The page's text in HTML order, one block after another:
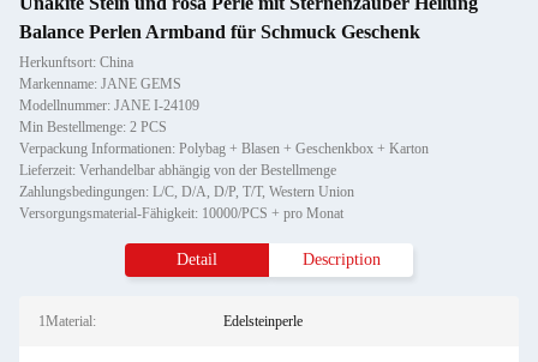
Balance Perlen Armband für Schmuck Geschenk
Herkunftsort: China
Markenname: JANE GEMS
Modellnummer: JANE I-24109
Min Bestellmenge: 2 PCS
Verpackung Informationen: Polybag + Blasen + Geschenkbox + Karton
Lieferzeit: Verhandelbar abhängig von der Bestellmenge
Zahlungsbedingungen: L/C, D/A, D/P, T/T, Western Union
Versorgungsmaterial-Fähigkeit: 10000/PCS + pro Monat
Detail Description
1Material: Edelsteinperle